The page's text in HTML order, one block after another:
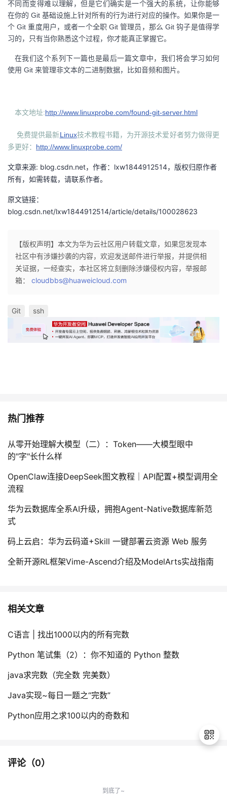
不同而变得难以理解，但是它们确实是一个强大的系统，让你能够
在你的 Git 基础设施上针对所有的行为进行对应的操作。如果你是一
个 Git 重度用户，或者一个全职 Git 管理员，那么 Git 钩子是值得学
习的，只有当你熟悉这个过程，你才能真正掌握它。
在我们这个系列下一篇也是最后一篇文章中，我们将会学习如何
使用 Git 来管理非文本的二进制数据，比如音频和图片。
本文地址:http://www.linuxprobe.com/found-git-server.html
免费提供最新Linux技术教程书籍，为开源技术爱好者努力做得更
多更好： http://www.linuxprobe.com/
文章来源: blog.csdn.net，作者：lxw1844912514，版权归原作者
所有，如需转载，请联系作者。
原文链接：
blog.csdn.net/lxw1844912514/article/details/100028623
【版权声明】本文为华为云社区用户转载文章，如果您发现本
社区中有涉嫌抄袭的内容，欢迎发送邮件进行举报，并提供相
关证据，一经查实，本社区将立刻删除涉嫌侵权内容，举报邮
箱： cloudbbs@huaweicloud.com
Git ssh
热门推荐
从零开始理解大模型（二）：Token——大模型眼中
的"字"长什么样
OpenClaw连接DeepSeek图文教程｜API配置+模型调用全
流程
华为云数据库全系AI升级，拥抱Agent-Native数据库新范
式
码上云启：华为云码道+Skill 一键部署云资源 Web 服务
全新开源RL框架Vime-Ascend介绍及ModelArts实战指南
相关文章
C语言 | 找出1000以内的所有完数
Python 笔试集（2）：你不知道的 Python 整数
java求完数（完全数 完美数）
Java实现~每日一题之“完数”
Python应用之求100以内的奇数和
评论（0）
到底了~